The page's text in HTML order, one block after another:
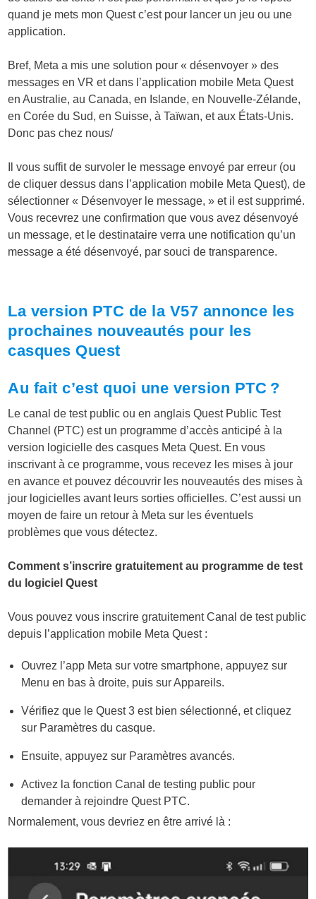
quand je mets mon Quest c’est pour lancer un jeu ou une
application.
Bref, Meta a mis une solution pour « désenvoyer » des
messages en VR et dans l’application mobile Meta Quest
en Australie, au Canada, en Islande, en Nouvelle-Zélande,
en Corée du Sud, en Suisse, à Taïwan, et aux États-Unis.
Donc pas chez nous/
Il vous suffit de survoler le message envoyé par erreur (ou
de cliquer dessus dans l’application mobile Meta Quest), de
sélectionner « Désenvoyer le message, » et il est supprimé.
Vous recevrez une confirmation que vous avez désenvoyé
un message, et le destinataire verra une notification qu’un
message a été désenvoyé, par souci de transparence.
La version PTC de la V57 annonce les
prochaines nouveautés pour les
casques Quest
Au fait c’est quoi une version PTC ?
Le canal de test public ou en anglais Quest Public Test
Channel (PTC) est un programme d’accès anticipé à la
version logicielle des casques Meta Quest. En vous
inscrivant à ce programme, vous recevez les mises à jour
en avance et pouvez découvrir les nouveautés des mises à
jour logicielles avant leurs sorties officielles. C’est aussi un
moyen de faire un retour à Meta sur les éventuels
problèmes que vous détectez.
Comment s’inscrire gratuitement au programme de test
du logiciel Quest
Vous pouvez vous inscrire gratuitement Canal de test public
depuis l’application mobile Meta Quest :
Ouvrez l’app Meta sur votre smartphone, appuyez sur
Menu en bas à droite, puis surAppareils.
Vérifiez que le Quest 3 est bien sélectionné, et cliquez
sur Paramètres du casque.
Ensuite, appuyez sur Paramètres avancés.
Activez la fonctionCanal de testing public pour
demander à rejoindre Quest PTC.
Normalement, vous devriez en être arrivé là :